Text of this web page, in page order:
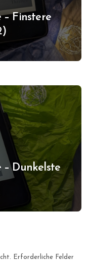
– Finstere
– Dunkelste
Erforderliche Felder